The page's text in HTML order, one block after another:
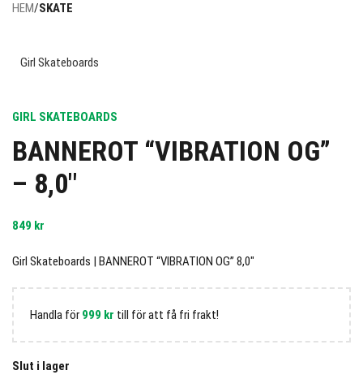
HEM SKATE
Girl Skateboards
GIRL SKATEBOARDS
BANNEROT “VIBRATION OG”
– 8,0″
849 kr
Girl Skateboards | BANNEROT “VIBRATION OG” 8,0″
Handla för 999 kr till för att få fri frakt!
Slut i lager